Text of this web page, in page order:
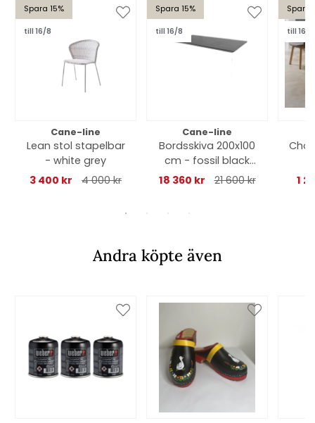
Spara 15%
till 16/8
Cane-line
Lean stol stapelbar
- white grey
3 400 kr
4 000 kr
Spara 15%
till 16/8
Cane-line
Bordsskiva 200x100
cm - fossil black
keramik
18 360 kr 21 600 kr
Spara
till 16/8
1
Andra köpte även